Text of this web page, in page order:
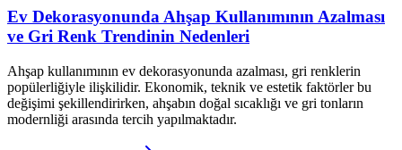
Ev Dekorasyonunda Ahşap Kullanımının Azalması
ve Gri Renk Trendinin Nedenleri
Ahşap kullanımının ev dekorasyonunda azalması, gri renklerin
popülerliğiyle ilişkilidir. Ekonomik, teknik ve estetik faktörler bu
değişimi şekillendirirken, ahşabın doğal sıcaklığı ve gri tonların
modernliği arasında tercih yapılmaktadır.